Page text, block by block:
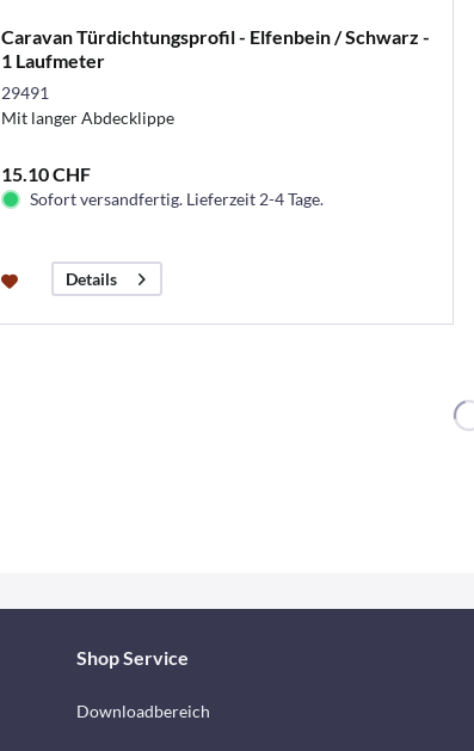
Caravan Türdichtungsprofil - Elfenbein / Schwarz -
1 Laufmeter
29491
Mit langer Abdecklippe
15.10 CHF
Sofort versandfertig. Lieferzeit 2-4 Tage.
Details
Shop Service
Downloadbereich